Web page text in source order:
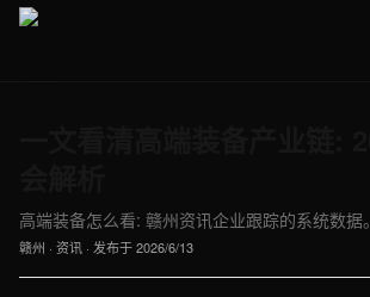
高端装备怎么看: 赣州资讯企业跟踪的系统数据。
赣州 · 资讯 · 发布于2026/6/13